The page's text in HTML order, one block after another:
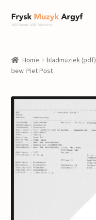
Ga
door
navigatie
Ga
naar
inhoud
informatie
winkel
Componisten
nieuws
events
Home bladmuziek (pdf)
bew. Piet Post